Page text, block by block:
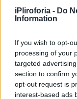
iPliroforia - Do
Information
If you wish to opt-
processing of your
targeted
section to confirm
opt-out request is
interest-based ads
Δευτέρα του
Εργατική
Ιούνιος: